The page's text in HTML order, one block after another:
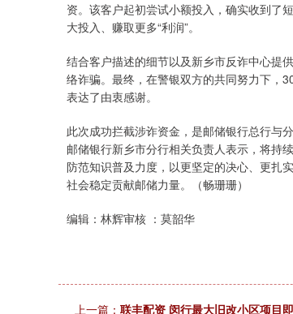
资。该客户起初尝试小额投入，确实收到了
大投入、赚取更多“利润”。
结合客户描述的细节以及新乡市反诈中心提
络诈骗。最终，在警银双方的共同努力下，
表达了由衷感谢。
此次成功拦截涉诈资金，是邮储银行总行与
邮储银行新乡市分行相关负责人表示，将持
防范知识普及力度，以更坚定的决心、更扎
社会稳定贡献邮储力量。（畅珊珊）
编辑：林辉审核 ：莫韶华
上一篇： 联丰配资 闵行最大旧改小区项目